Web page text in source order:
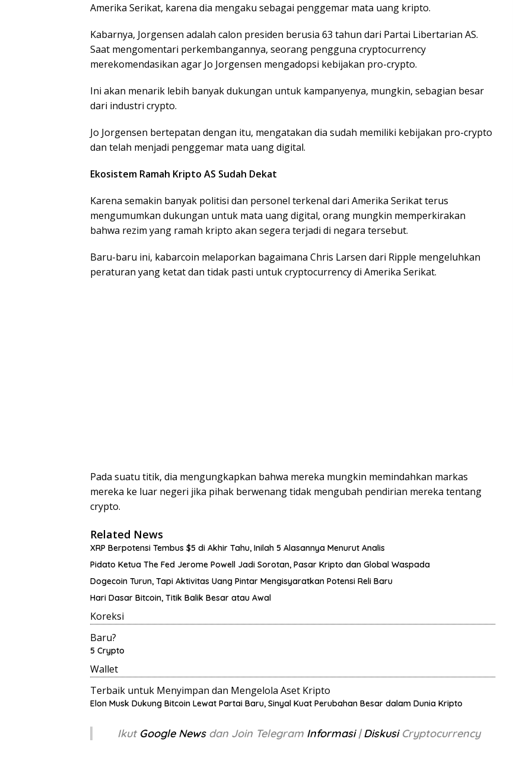
Amerika Serikat, karena dia mengaku sebagai penggemar mata uang kripto.
Kabarnya, Jorgensen adalah calon presiden berusia 63 tahun dari Partai Libertarian AS.
Saat mengomentari perkembangannya, seorang pengguna cryptocurrency
merekomendasikan agar Jo Jorgensen mengadopsi kebijakan pro-crypto.
Ini akan menarik lebih banyak dukungan untuk kampanyenya, mungkin, sebagian besar
dari industri crypto.
Jo Jorgensen bertepatan dengan itu, mengatakan dia sudah memiliki kebijakan pro-crypto
dan telah menjadi penggemar mata uang digital.
Ekosistem Ramah Kripto AS Sudah Dekat
Karena semakin banyak politisi dan personel terkenal dari Amerika Serikat terus
mengumumkan dukungan untuk mata uang digital, orang mungkin memperkirakan
bahwa rezim yang ramah kripto akan segera terjadi di negara tersebut.
Baru-baru ini, kabarcoin melaporkan bagaimana Chris Larsen dari Ripple mengeluhkan
peraturan yang ketat dan tidak pasti untuk cryptocurrency di Amerika Serikat.
Pada suatu titik, dia mengungkapkan bahwa mereka mungkin memindahkan markas
mereka ke luar negeri jika pihak berwenang tidak mengubah pendirian mereka tentang
crypto.
Related News
XRP Berpotensi Tembus $5 di Akhir Tahu, Inilah 5 Alasannya Menurut Analis
Pidato Ketua The Fed Jerome Powell Jadi Sorotan, Pasar Kripto dan Global Waspada
Dogecoin Turun, Tapi Aktivitas Uang Pintar Mengisyaratkan Potensi Reli Baru
Hari Dasar Bitcoin, Titik Balik Besar atau Awal
Koreksi
Baru?
5 Crypto
Wallet
Terbaik untuk Menyimpan dan Mengelola Aset Kripto
Elon Musk Dukung Bitcoin Lewat Partai Baru, Sinyal Kuat Perubahan Besar dalam Dunia Kripto
Ikut Google News dan Join Telegram Informasi|DiskusiCryptocurrency